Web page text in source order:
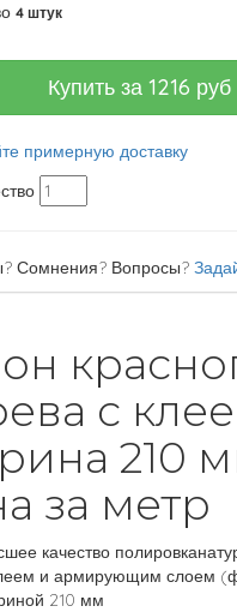
4 штук
Купить за 1216 руб
примерную доставку
Сомнения? Вопросы?
с
210
за метр
качество
и армирующим слоем
210 ​​мм